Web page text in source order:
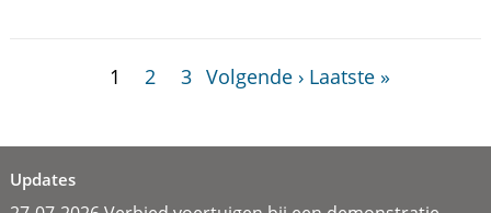
1 2 3 Volgende › Laatste »
Updates